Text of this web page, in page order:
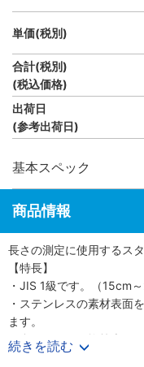
単価(税別)
合計(税別)
(税込価格)
出荷日
(参考出荷日)
基本スペック
商品情報
長さの測定に使用するス
【特長】
・JIS 1級です。（15cm～
・ステンレスの素材表面
ます。
・裏面にインチ換算表、
【用途】
続きを読む